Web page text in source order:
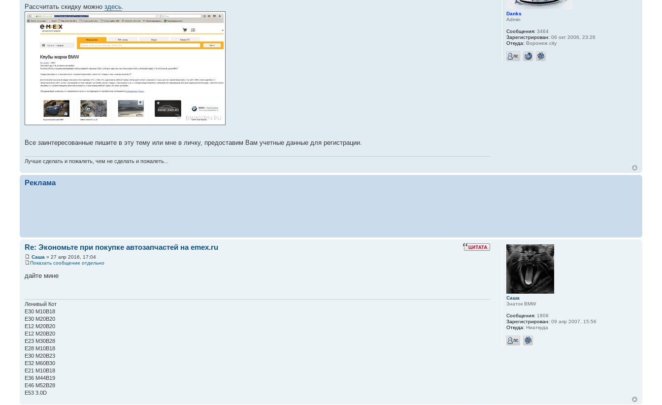
Рассчитать скидку можно здесь.
Все заинтересованные пишите в эту тему или мне в личку, предоставим Вам учетные данные для регистрации.
Лучше сделать и пожалеть, чем не сделать и пожалеть...
Danks
Admin
Сообщения: 3464
Зарегистрирован: 06 окт 2006, 23:26
Откуда: Воронеж city
Реклама
Re: Экономьте при покупке автозапчастей на emex.ru
Саша » 27 апр 2016, 17:04
Показать сообщение отдельно
дайте мине
Ленивый Кот
E30 M10B18
E30 M20B20
Е12 М20В20
Е12 М20В20
Е23 М30В28
Е28 М10В18
Е30 М20В23
Е32 М60В30
Е21 М10В18
Е36 М44В19
Е46 М52В28
Е53 3.0D
Саша
Знаток BMW
Сообщения: 1806
Зарегистрирован: 09 апр 2007, 15:56
Откуда: Ниаткуда